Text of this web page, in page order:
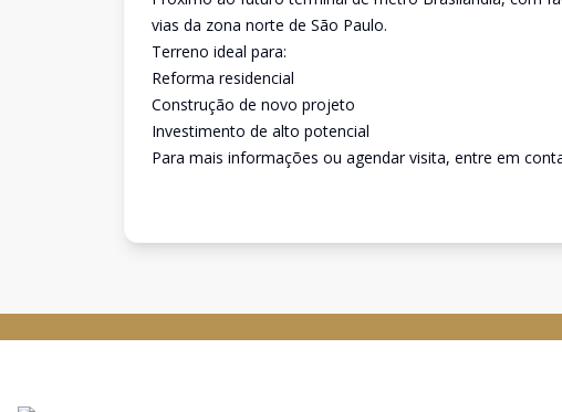
vias da zona norte de São Paulo.
Terreno ideal para:
Reforma residencial
Construção de novo projeto
Investimento de alto potencial
Para mais informações ou agendar visita, entre em